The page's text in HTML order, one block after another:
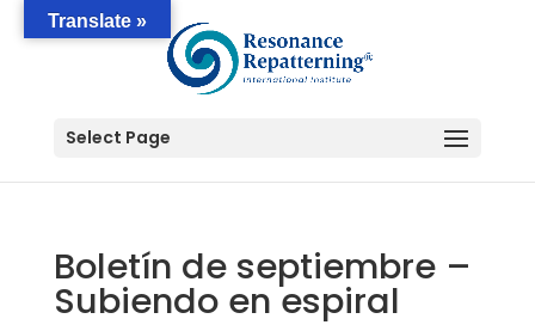
Select Page
Boletín de septiembre –
Subiendo en espiral
Translate »